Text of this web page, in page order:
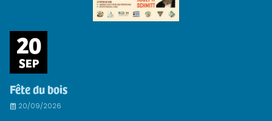
20
SEP
Fête du bois
20/09/2026